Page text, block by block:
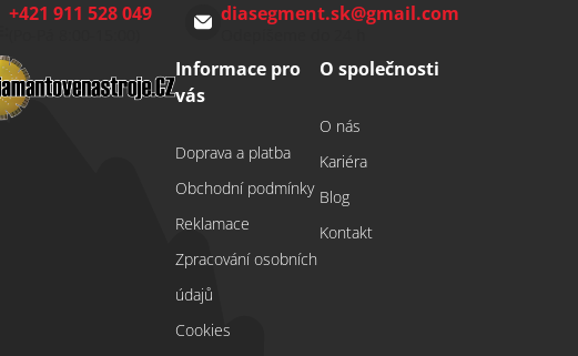
+421 911 528 049 diasegment.sk@gmail.com
Informace pro
vás
Doprava a platba
Obchodní podmínky
Reklamace
Zpracování osobních
údajů
Cookies
O společnosti
O nás
Kariéra
Blog
Kontakt